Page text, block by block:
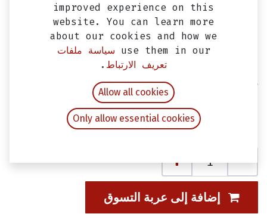
EGP شامل ضريبة القيمة المضافة
إضافة إلى عربة التسوق
improved experience on this
website. You can learn more
about our cookies and how we
use them in our سياسة ملفات
تعريف الارتباط .
Allow all cookies
Only allow essential cookies